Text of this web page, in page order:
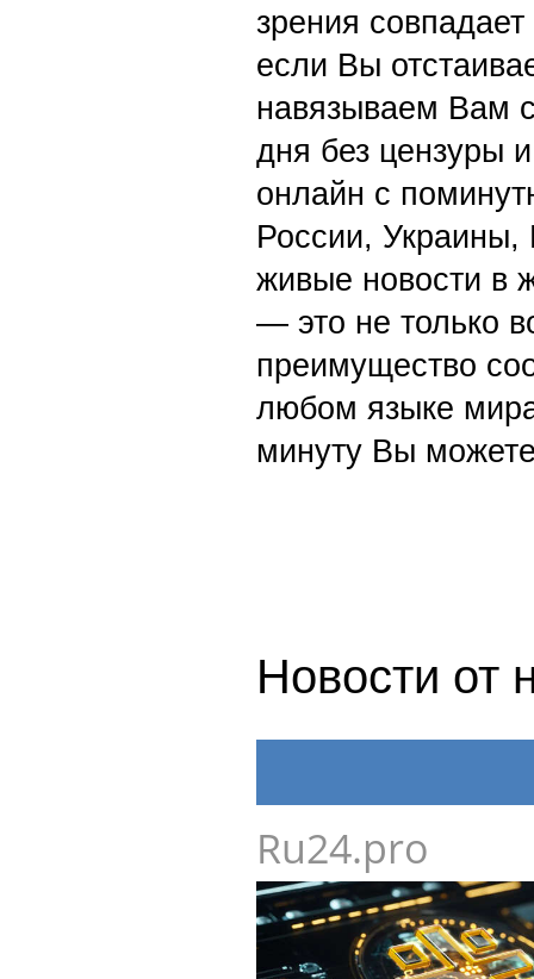
зрения
если Вы
навязываем Вам
дня без цензуры
онлайн с
России,
живые новости в
— это не только
преимущество
любом языке
минуту Вы
Новости от
Ru24.pro